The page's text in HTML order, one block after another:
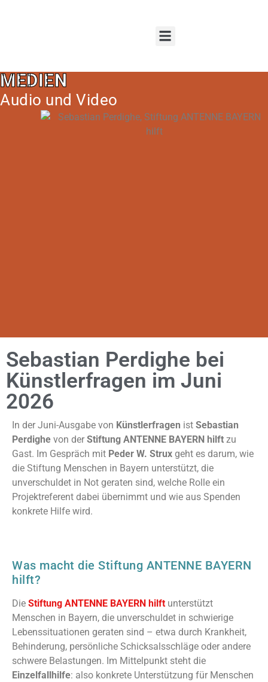
Audio und Video
MEDIEN
Sebastian Perdighe bei
Künstlerfragen im Juni
2026
In der Juni-Ausgabe von Künstlerfragen ist Sebastian
Perdighe von der Stiftung ANTENNE BAYERN hilft zu
Gast. Im Gespräch mit Peder W. Strux geht es darum, wie
die Stiftung Menschen in Bayern unterstützt, die
unverschuldet in Not geraten sind, welche Rolle ein
Projektreferent dabei übernimmt und wie aus Spenden
konkrete Hilfe wird.
Was macht die Stiftung ANTENNE BAYERN
hilft?
Die Stiftung ANTENNE BAYERN hilft unterstützt
Menschen in Bayern, die unverschuldet in schwierige
Lebenssituationen geraten sind – etwa durch Krankheit,
Behinderung, persönliche Schicksalsschläge oder andere
schwere Belastungen. Im Mittelpunkt steht die
Einzelfallhilfe: also konkrete Unterstützung für Menschen